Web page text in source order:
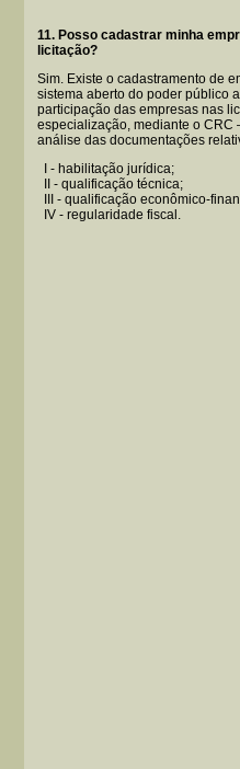
11. Posso cadastrar minha
licitação?
Sim. Existe o cadastramento de
sistema aberto do poder público
participação das empresas nas
especialização, mediante o CRC
análise das documentações
I - habilitação jurídica;
II - qualificação técnica;
III - qualificação econômico-
IV - regularidade fiscal.